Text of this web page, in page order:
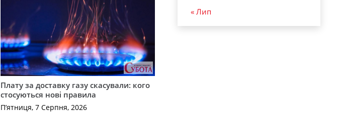
Плату за доставку газу скасували: кого
стосуються нові правила
П’ятниця, 7 Серпня, 2026
« Лип